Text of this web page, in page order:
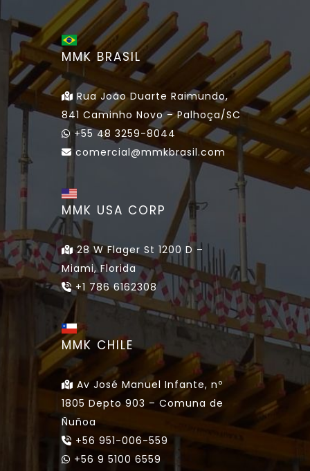
MMK BRASIL
Rua João Duarte Raimundo,
841 Caminho Novo – Palhoça/SC
+55 48 3259-8044
comercial@mmkbrasil.com
MMK USA CORP
28 W Flager St 1200 D –
Miami, Florida
+1 786 6162308
MMK CHILE
Av José Manuel Infante, nº
1805 Depto 903 – Comuna de
Ñuñoa
+56 951-006-559
+56 9 5100 6559